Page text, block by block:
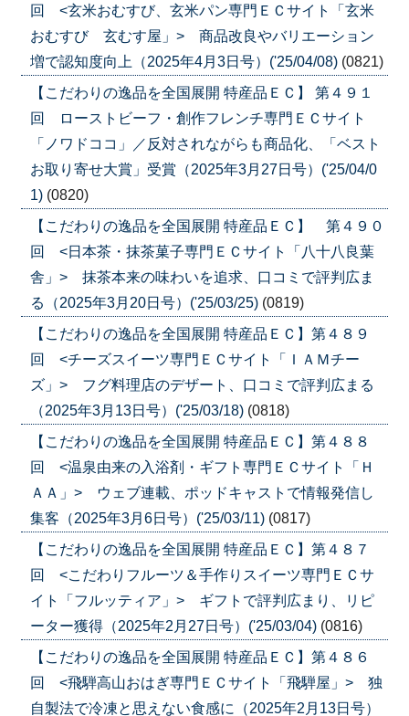
回 <玄米おむすび、玄米パン専門ＥＣサイト「玄米
おむすび 玄むす屋」> 商品改良やバリエーション
増で認知度向上（2025年4月3日号）('25/04/08) (0821)
【こだわりの逸品を全国展開 特産品ＥＣ】 第４９１
回 ローストビーフ・創作フレンチ専門ＥＣサイト
「ノワドココ」／反対されながらも商品化、「ベスト
お取り寄せ大賞」受賞（2025年3月27日号）('25/04/0
1) (0820)
【こだわりの逸品を全国展開 特産品ＥＣ】 第４９０
回 <日本茶・抹茶菓子専門ＥＣサイト「八十八良葉
舎」> 抹茶本来の味わいを追求、口コミで評判広ま
る（2025年3月20日号）('25/03/25) (0819)
【こだわりの逸品を全国展開 特産品ＥＣ】第４８９
回 <チーズスイーツ専門ＥＣサイト「ＩＡＭチー
ズ」> フグ料理店のデザート、口コミで評判広まる
（2025年3月13日号）('25/03/18) (0818)
【こだわりの逸品を全国展開 特産品ＥＣ】第４８８
回 <温泉由来の入浴剤・ギフト専門ＥＣサイト「Ｈ
ＡＡ」> ウェブ連載、ポッドキャストで情報発信し
集客（2025年3月6日号）('25/03/11) (0817)
【こだわりの逸品を全国展開 特産品ＥＣ】第４８７
回 <こだわりフルーツ＆手作りスイーツ専門ＥＣサ
イト「フルッティア」> ギフトで評判広まり、リピ
ーター獲得（2025年2月27日号）('25/03/04) (0816)
【こだわりの逸品を全国展開 特産品ＥＣ】第４８６
回 <飛騨高山おはぎ専門ＥＣサイト「飛騨屋」> 独
自製法で冷凍と思えない食感に（2025年2月13日号）